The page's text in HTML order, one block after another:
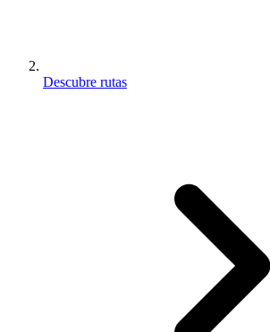
Descubre rutas